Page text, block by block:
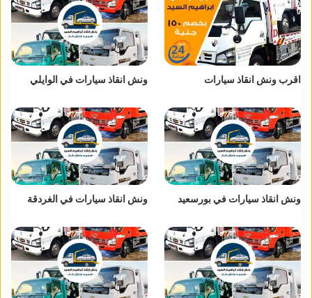
اقرب ونش انقاذ سيارات ونش انقاذ سيارات في الوايلي
ونش انقاذ سيارات في بورسعيد ونش انقاذ سيارات في الغردقة